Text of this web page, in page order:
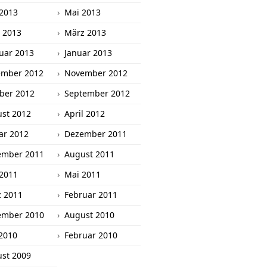
Mai 2013
März 2013
2013
Januar 2013
2012
November 2012
2012
September 2012
2012
April 2012
2012
Dezember 2011
2011
August 2011
Mai 2011
Februar 2011
2010
August 2010
Februar 2010
2009